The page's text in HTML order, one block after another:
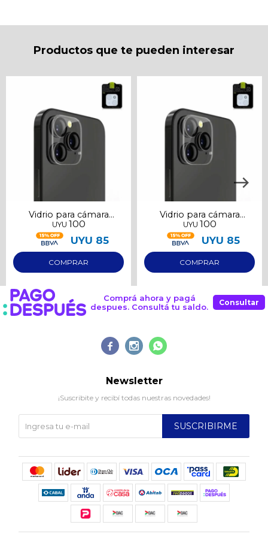
Productos que te pueden interesar
Vidrio para cámara
Samsung S23
UYU 100
UYU 85
Vidrio para cámara
Samsung S23 Ultra
UYU 100
UYU 85
Comprá ahora y pagá
despues. Consultá tu saldo.
Consultar
  
Newsletter
¡Suscribite y recibí todas nuestras novedades!
SUSCRIBIRME
Continuar